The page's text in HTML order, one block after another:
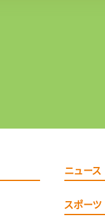
ニュース
スポーツ